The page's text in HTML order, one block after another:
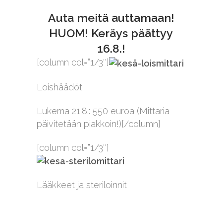
Auta meitä auttamaan!
HUOM! Keräys päättyy
16.8.!
[column col=”1/3″]
Loishäädöt
Lukema 21.8.: 550 euroa (Mittaria
päivitetään piakkoin!)[/column]
[column col=”1/3″]
Lääkkeet ja steriloinnit